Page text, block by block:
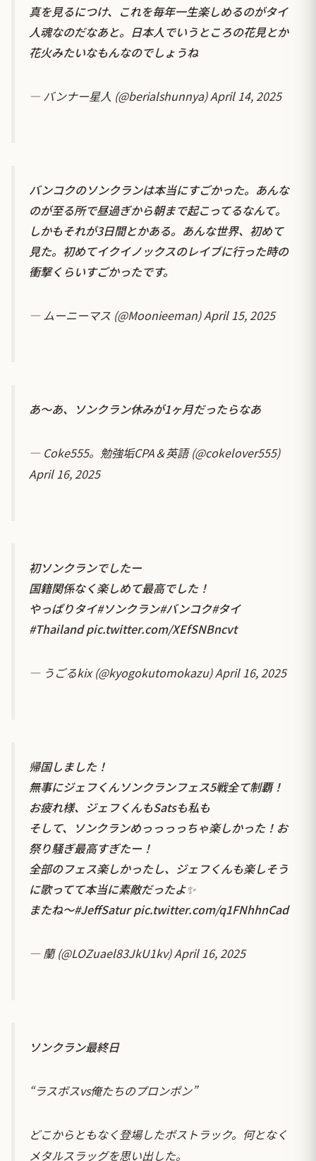
真を見るにつけ、これを毎年一生楽しめるのがタイ
人魂なのだなあと。日本人でいうところの花見とか
花火みたいなもんなのでしょうね
— バンナー星人 (@berialshunnya)April 14, 2025
バンコクのソンクランは本当にすごかった。あんな
のが至る所で昼過ぎから朝まで起こってるなんて。
しかもそれが3日間とかある。あんな世界、初めて
見た。初めてイクイノックスのレイブに行った時の
衝撃くらいすごかったです。
— ムーニーマス (@Moonieeman)April 15, 2025
あ～あ、ソンクラン休みが1ヶ月だったらなあ
— Coke555。勉強垢CPA＆英語 (@cokelover555)
April 16, 2025
初ソンクランでしたー
国籍関係なく楽しめて最高でした！
やっぱりタイ#ソンクラン#バンコク#タイ
#Thailand pic.twitter.com/XEfSNBncvt
— うごるkix (@kyogokutomokazu)April 16, 2025
帰国しました！
無事にジェフくんソンクランフェス5戦全て制覇！
お疲れ様、ジェフくんもSatsも私も
そして、ソンクランめっっっっちゃ楽しかった！お
祭り騒ぎ最高すぎたー！
全部のフェス楽しかったし、ジェフくんも楽しそう
に歌ってて本当に素敵だったよ✨
またね〜#JeffSatur pic.twitter.com/q1FNhhnCad
— 蘭 (@LOZuael83JkU1kv)April 16, 2025
ソンクラン最終日
“ラスボスvs俺たちのプロンポン”
どこからともなく登場したボストラック。何となく
メタルスラッグを思い出した。